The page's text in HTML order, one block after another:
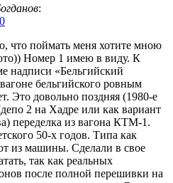
:
что поймать меня хотите мною
Номер 1 имею в виду. К
надписи «Бельгийский
бельгийского ровным
Это довольно поздняя (1980-е
2 на Хадре или как вариант
переделка из вагона КТМ-1.
50-х годов. Типа как
из машины. Сделали в свое
так как реальных
после полной перешивки на